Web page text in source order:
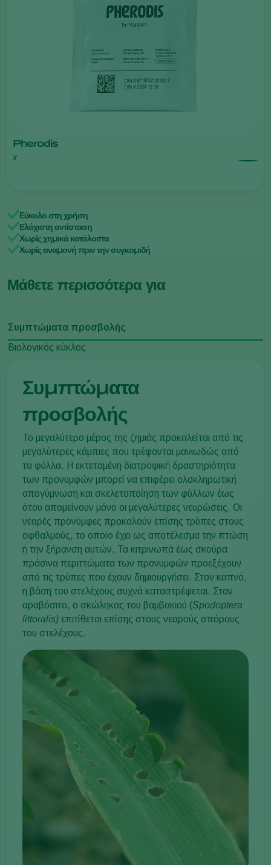
Pherodis
x
Εύκολο στη χρήση
Ελάχιστη αντίσταση
Χωρίς χημικά κατάλοιπα
Χωρίς αναμονή πριν την συγκομιδή
Μάθετε περισσότερα για
Συμπτώματα προσβολής
Βιολογικός κύκλος
Συμπτώματα
προσβολής
Το μεγαλύτερο μέρος της ζημιάς προκαλείται από τις
μεγαλύτερες κάμπιες που τρέφονται μανιωδώς από
τα φύλλα. Η εκτεταμένη διατροφική δραστηριότητα
των προνυμφών μπορεί να επιφέρει ολοκληρωτική
απογύμνωση και σκελετοποίηση των φύλλων έως
ότου απομείνουν μόνο οι μεγαλύτερες νευρώσεις. Οι
νεαρές προνύμφες προκαλούν επίσης τρύπες στους
οφθαλμούς, το οποίο έχει ως αποτέλεσμα την πτώση
ή την ξήρανση αυτών. Τα κιτρινωπά έως σκούρα
πράσινα περιττώματα των προνυμφών προεξέχουν
από τις τρύπες που έχουν δημιουργήσει. Στον καπνό,
η βάση του στελέχους συχνά καταστρέφεται. Στον
αραβόσιτο, ο σκώληκας του βαμβακιού (Spodoptera
littoralis) επιτίθεται επίσης στους νεαρούς σπόρους
του στελέχους.